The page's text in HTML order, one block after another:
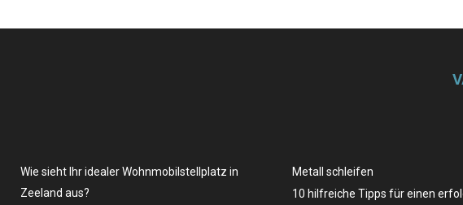
Wie sieht Ihr idealer Wohnmobilstellplatz in
Zeeland aus?
Metall schleifen
10 hilfreiche Tipps für einen